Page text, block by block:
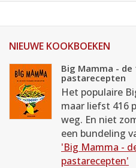
NIEUWE KOOKBOEKEN
Big Mamma -
pastarecepten
Het populaire
maar liefst 416
weg. En niet
een bundeling
'Big Mamma -
pastarecepten'